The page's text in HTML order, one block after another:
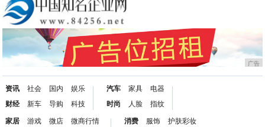
广告
资讯
财经
社会
新车
国内
导购
娱乐
科技
汽车
时尚
家具
人脸
电器
指纹
家居
游戏
微店
微商行情
消费
服饰
护肤彩妆